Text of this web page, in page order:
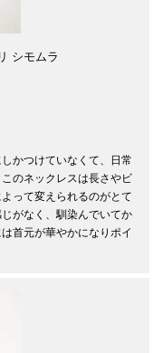
シモムラ
かつけていなくて、日常
のネックレスは長さやビ
って変えられるのがとて
がなく、馴染んでいてか
首元が華やかになりポイ